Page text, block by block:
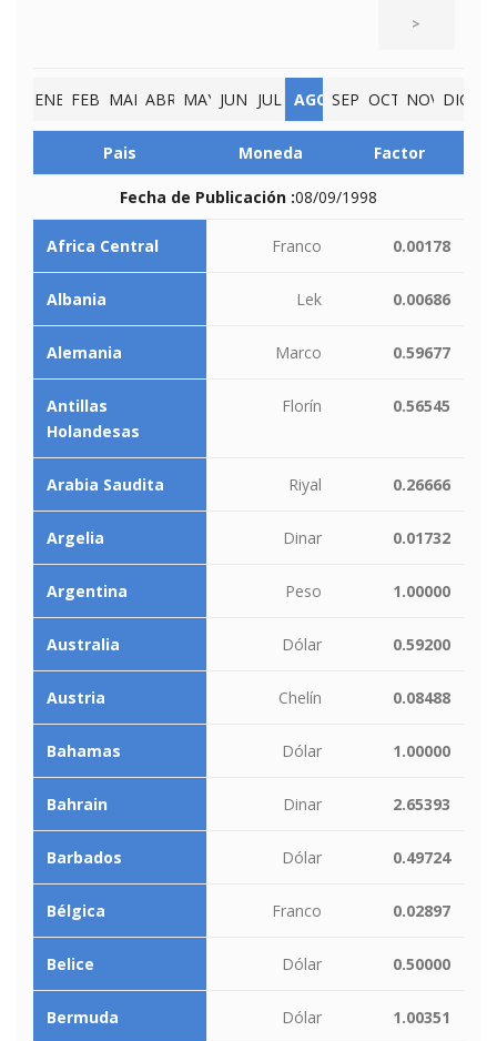
>
ENE FEB MAR ABR MAY JUN JUL AGO SEP OCT NOV DIC
Pais Moneda Factor
Fecha de Publicación :08/09/1998
Africa Central Franco 0.00178
Albania Lek 0.00686
Alemania Marco 0.59677
Antillas
Holandesas
Florín 0.56545
Arabia Saudita Riyal 0.26666
Argelia Dinar 0.01732
Argentina Peso 1.00000
Australia Dólar 0.59200
Austria Chelín 0.08488
Bahamas Dólar 1.00000
Bahrain Dinar 2.65393
Barbados Dólar 0.49724
Bélgica Franco 0.02897
Belice Dólar 0.50000
Bermuda Dólar 1.00351